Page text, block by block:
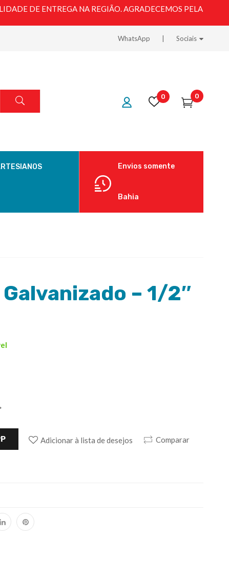
DE ENTREGA NA REGIÃO. AGRADECEMOS PELA
WhatsApp Sociais
0 0
Envios somente
Bahia
– 1/2″
Adicionar à lista de desejos Comparar